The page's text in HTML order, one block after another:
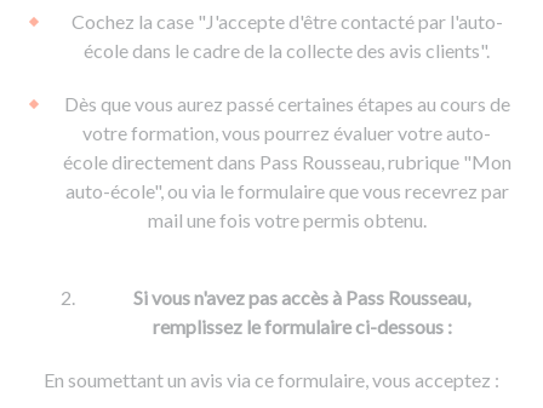
Permis & handicap
De la conduite à moto
Voir tous les supports
Formations pro.
Permis poids lourd
Formation FCO
Formation CACES
Devenir enseignant de la conduite
Ressources
Cochez la case "J'accepte d'être contacté par l'auto-
école dans le cadre de la collecte des avis clients".
Dès que vous aurez passé certaines étapes au cours de
votre formation, vous pourrez évaluer votre auto-
école directement dans Pass Rousseau, rubrique "Mon
auto-école", ou via le formulaire que vous recevrez par
mail une fois votre permis obtenu.
Si vous n'avez pas accès à Pass Rousseau,
remplissez le formulaire ci-dessous :
En soumettant un avis via ce formulaire, vous acceptez :